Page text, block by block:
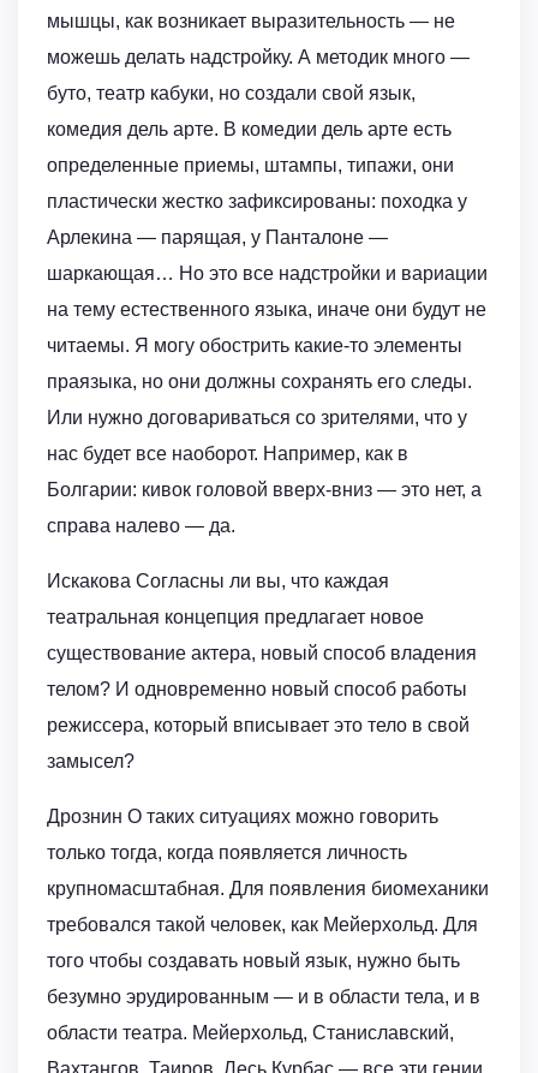
мышцы, как возникает выразительность — не
можешь делать надстройку. А методик много —
буто, театр кабуки, но создали свой язык,
комедия дель арте. В комедии дель арте есть
определенные приемы, штампы, типажи, они
пластически жестко зафиксированы: походка у
Арлекина — парящая, у Панталоне —
шаркающая… Но это все надстройки и вариации
на тему естественного языка, иначе они будут не
читаемы. Я могу обострить какие-то элементы
праязыка, но они должны сохранять его следы.
Или нужно договариваться со зрителями, что у
нас будет все наоборот. Например, как в
Болгарии: кивок головой вверх-вниз — это нет, а
справа налево — да.
Искакова Согласны ли вы, что каждая
театральная концепция предлагает новое
существование актера, новый способ владения
телом? И одновременно новый способ работы
режиссера, который вписывает это тело в свой
замысел?
Дрознин О таких ситуациях можно говорить
только тогда, когда появляется личность
крупномасштабная. Для появления биомеханики
требовался такой человек, как Мейерхольд. Для
того чтобы создавать новый язык, нужно быть
безумно эрудированным — и в области тела, и в
области театра. Мейерхольд, Станиславский,
Вахтангов, Таиров, Лесь Курбас — все эти гении